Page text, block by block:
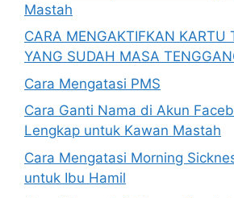
Mastah
CARA MENGAKTIFKAN KARTU
YANG SUDAH MASA
Cara Mengatasi PMS
Cara Ganti Nama di Akun
Lengkap untuk Kawan Mastah
Cara Mengatasi Morning
untuk Ibu Hamil